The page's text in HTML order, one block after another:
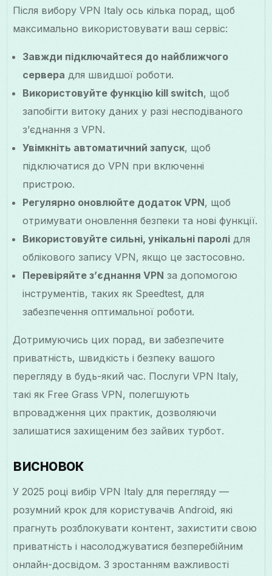
Після вибору VPN Italy ось кілька порад, щоб
максимально використовувати ваш сервіс:
Завжди підключайтеся до найближчого
сервера для швидшої роботи.
Використовуйте функцію kill switch, щоб
запобігти витоку даних у разі несподіваного
з’єднання з VPN.
Увімкніть автоматичний запуск, щоб
підключатися до VPN при включенні
пристрою.
Регулярно оновлюйте додаток VPN, щоб
отримувати оновлення безпеки та нові функції.
Використовуйте сильні, унікальні паролі для
облікового запису VPN, якщо це застосовно.
Перевіряйте з’єднання VPN за допомогою
інструментів, таких як Speedtest, для
забезпечення оптимальної роботи.
Дотримуючись цих порад, ви забезпечите
приватність, швидкість і безпеку вашого
перегляду в будь-який час. Послуги VPN Italy,
такі як Free Grass VPN, полегшують
впровадження цих практик, дозволяючи
залишатися захищеним без зайвих турбот.
висновок
У 2025 році вибір VPN Italy для перегляду —
розумний крок для користувачів Android, які
прагнуть розблокувати контент, захистити свою
приватність і насолоджуватися безперебійним
онлайн-досвідом. З зростанням важливості